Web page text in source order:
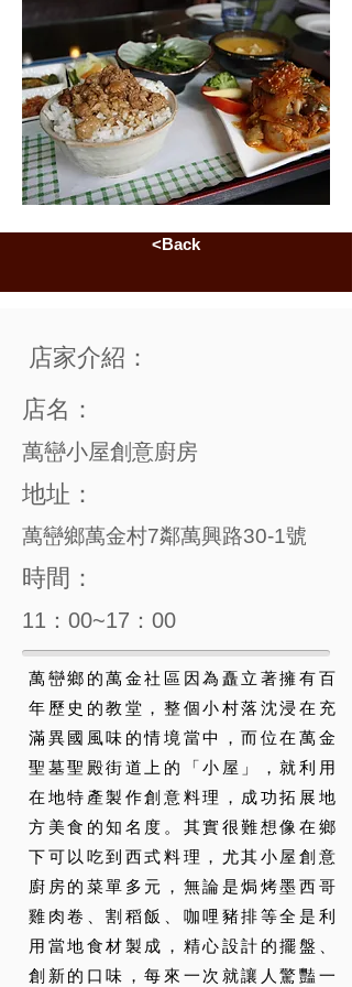
<Back
店家介紹：
店名：
萬巒小屋創意廚房
地址：
萬巒鄉萬金村7鄰萬興路30-1號
時間：
11：00~17：00
萬巒鄉的萬金社區因為矗立著擁有百
年歷史的教堂，整個小村落沈浸在充
滿異國風味的情境當中，而位在萬金
聖墓聖殿街道上的「小屋」，就利用
在地特產製作創意料理，成功拓展地
方美食的知名度。其實很難想像在鄉
下可以吃到西式料理，尤其小屋創意
廚房的菜單多元，無論是焗烤墨西哥
雞肉卷、割稻飯、咖哩豬排等全是利
用當地食材製成，精心設計的擺盤、
創新的口味，每來一次就讓人驚豔一